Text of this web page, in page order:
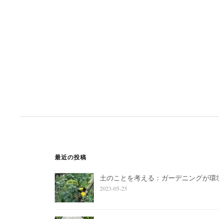
最近の投稿
土のことを考える：ガーデニングが
2023-05-25